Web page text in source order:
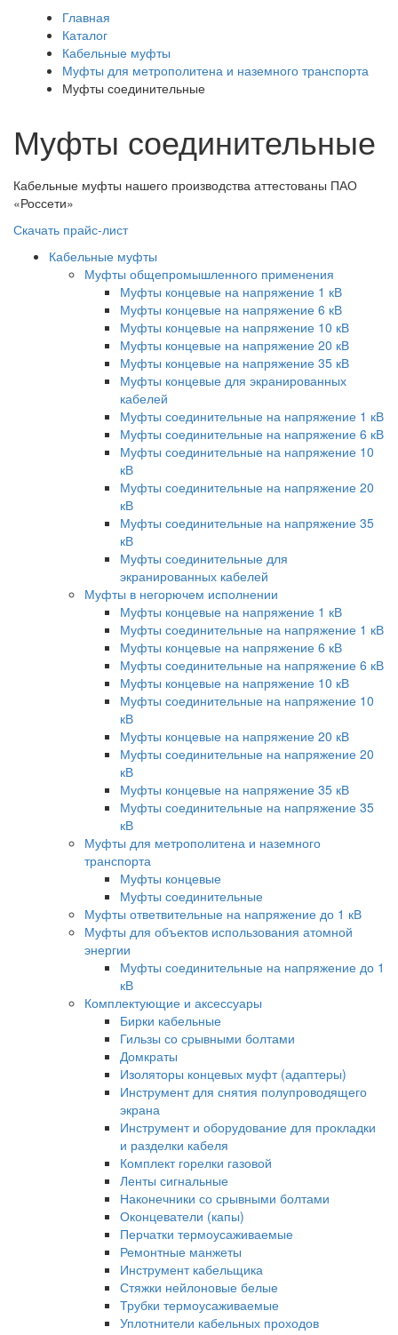
Главная
Каталог
Кабельные муфты
Муфты для метрополитена и наземного транспорта
Муфты соединительные
Муфты соединительные
Кабельные муфты нашего производства аттестованы ПАО
«Россети»
Скачать прайс-лист
Кабельные муфты
Муфты общепромышленного применения
Муфты концевые на напряжение 1 кВ
Муфты концевые на напряжение 6 кВ
Муфты концевые на напряжение 10 кВ
Муфты концевые на напряжение 20 кВ
Муфты концевые на напряжение 35 кВ
Муфты концевые для экранированных
кабелей
Муфты соединительные на напряжение 1 кВ
Муфты соединительные на напряжение 6 кВ
Муфты соединительные на напряжение 10
кВ
Муфты соединительные на напряжение 20
кВ
Муфты соединительные на напряжение 35
кВ
Муфты соединительные для
экранированных кабелей
Муфты в негорючем исполнении
Муфты концевые на напряжение 1 кВ
Муфты соединительные на напряжение 1 кВ
Муфты концевые на напряжение 6 кВ
Муфты соединительные на напряжение 6 кВ
Муфты концевые на напряжение 10 кВ
Муфты соединительные на напряжение 10
кВ
Муфты концевые на напряжение 20 кВ
Муфты соединительные на напряжение 20
кВ
Муфты концевые на напряжение 35 кВ
Муфты соединительные на напряжение 35
кВ
Муфты для метрополитена и наземного
транспорта
Муфты концевые
Муфты соединительные
Муфты ответвительные на напряжение до 1 кВ
Муфты для объектов использования атомной
энергии
Муфты соединительные на напряжение до 1
кВ
Комплектующие и аксессуары
Бирки кабельные
Гильзы со срывными болтами
Домкраты
Изоляторы концевых муфт (адаптеры)
Инструмент для снятия полупроводящего
экрана
Инструмент и оборудование для прокладки
и разделки кабеля
Комплект горелки газовой
Ленты сигнальные
Наконечники со срывными болтами
Оконцеватели (капы)
Перчатки термоусаживаемые
Ремонтные манжеты
Инструмент кабельщика
Стяжки нейлоновые белые
Трубки термоусаживаемые
Уплотнители кабельных проходов